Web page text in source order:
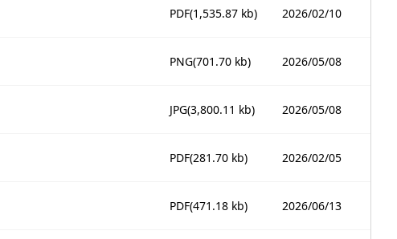
PDF(1,535.87 kb) 2026/02/10
PNG(701.70 kb) 2026/05/08
JPG(3,800.11 kb) 2026/05/08
PDF(281.70 kb) 2026/02/05
PDF(471.18 kb) 2026/06/13